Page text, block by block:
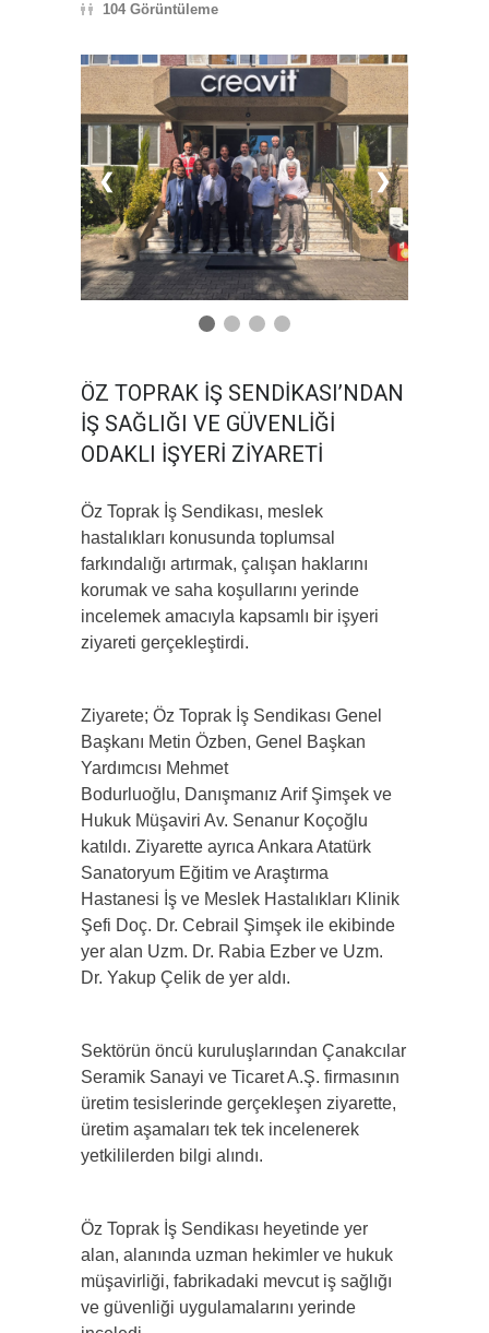
104 Görüntüleme
❮ ❯
ÖZ TOPRAK İŞ SENDİKASI’NDAN
İŞ SAĞLIĞI VE GÜVENLİĞİ
ODAKLI İŞYERİ ZİYARETİ
Öz Toprak İş Sendikası, meslek
hastalıkları konusunda toplumsal
farkındalığı artırmak, çalışan haklarını
korumak ve saha koşullarını yerinde
incelemek amacıyla kapsamlı bir işyeri
ziyareti gerçekleştirdi.
Ziyarete; Öz Toprak İş Sendikası Genel
Başkanı Metin Özben, Genel Başkan
Yardımcısı Mehmet
Bodurluoğlu, Danışmanız Arif Şimşek ve
Hukuk Müşaviri Av. Senanur Koçoğlu
katıldı. Ziyarette ayrıca Ankara Atatürk
Sanatoryum Eğitim ve Araştırma
Hastanesi İş ve Meslek Hastalıkları Klinik
Şefi Doç. Dr. Cebrail Şimşek ile ekibinde
yer alan Uzm. Dr. Rabia Ezber ve Uzm.
Dr. Yakup Çelik de yer aldı.
Sektörün öncü kuruluşlarından Çanakcılar
Seramik Sanayi ve Ticaret A.Ş. firmasının
üretim tesislerinde gerçekleşen ziyarette,
üretim aşamaları tek tek incelenerek
yetkililerden bilgi alındı.
Öz Toprak İş Sendikası heyetinde yer
alan, alanında uzman hekimler ve hukuk
müşavirliği, fabrikadaki mevcut iş sağlığı
ve güvenliği uygulamalarını yerinde